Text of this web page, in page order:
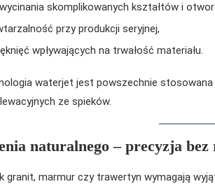
skomplikowanych kształtów i
przy produkcji seryjnej,
wpływających na trwałość materiału.
waterjet jest powszechnie stosowana
ze spieków.
naturalnego – precyzja
granit, marmur czy trawertyn wymagają